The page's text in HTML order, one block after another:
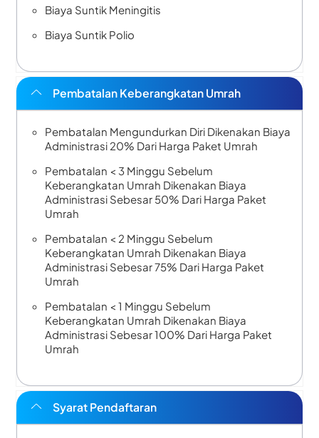
Biaya Suntik Meningitis
Biaya Suntik Polio
Pembatalan Keberangkatan Umrah
Pembatalan Mengundurkan Diri Dikenakan Biaya
Administrasi 20% Dari Harga Paket Umrah
Pembatalan < 3 Minggu Sebelum
Keberangkatan Umrah Dikenakan Biaya
Administrasi Sebesar 50% Dari Harga Paket
Umrah
Pembatalan < 2 Minggu Sebelum
Keberangkatan Umrah Dikenakan Biaya
Administrasi Sebesar 75% Dari Harga Paket
Umrah
Pembatalan < 1 Minggu Sebelum
Keberangkatan Umrah Dikenakan Biaya
Administrasi Sebesar 100% Dari Harga Paket
Umrah
Syarat Pendaftaran